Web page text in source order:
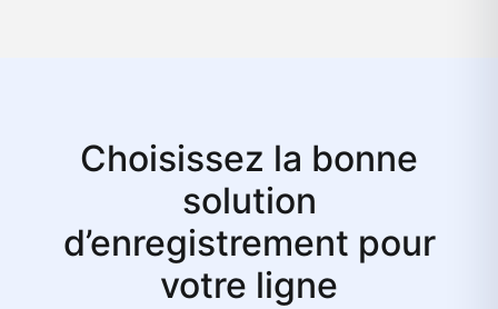
Choisissez la bonne
solution
d’enregistrement pour
votre ligne